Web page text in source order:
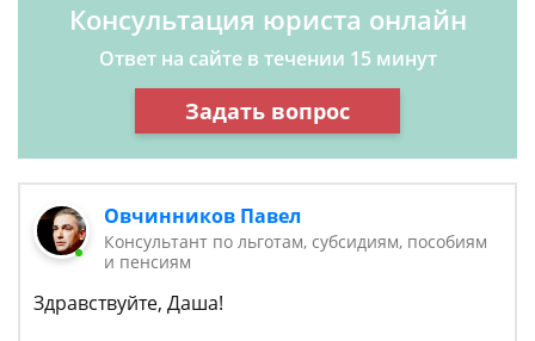
Консультация юриста онлайн
Ответ на сайте в течении 15 минут
Задать вопрос
Овчинников Павел
Консультант по льготам, субсидиям, пособиям
и пенсиям
Здравствуйте, Даша!